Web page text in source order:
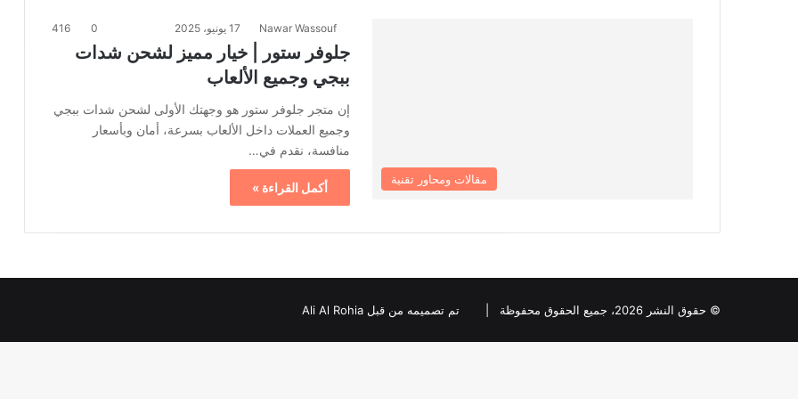
مقالات ومحاور تقنية
Nawar Wassouf 17 يونيو، 2025 0
416
جلوفر ستور | خيار مميز لشحن شدات
ببجي وجميع الألعاب
إن متجر جلوفر ستور هو وجهتك الأولى لشحن شدات ببجي
وجميع العملات داخل الألعاب بسرعة، أمان وبأسعار
منافسة، نقدم في…
أكمل القراءة »
© حقوق النشر 2026، جميع الحقوق محفوظة | تم تصميمه من قبل Ali Al Rohia